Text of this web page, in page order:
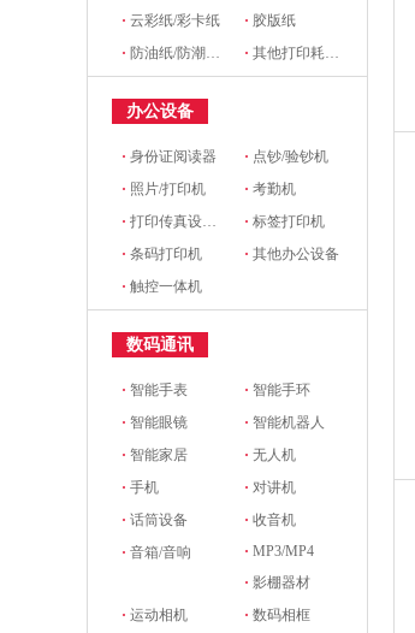
·云彩纸/彩卡纸 · 胶版纸
· 防油纸/防潮纸/淋膜纸/硅油纸 ·其他打印耗材及附件
办公设备
·身份证阅读器 · 点钞/验钞机
· 照片/打印机 ·考勤机
·打印传真设备配件 ·标签打印机
·条码打印机 ·其他办公设备
·触控一体机
数码通讯
·智能手表 ·智能手环
·智能眼镜 ·智能机器人
·智能家居 ·无人机
·手机 ·对讲机
·话筒设备 ·收音机
·音箱/音响 ·MP3/MP4
·影棚器材
·运动相机 ·数码相框